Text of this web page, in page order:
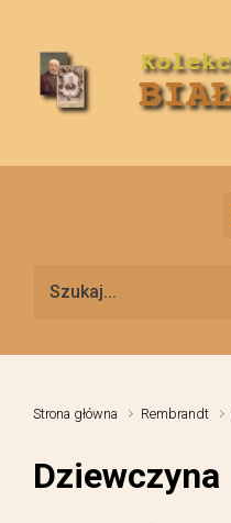
Strona główna Rembrandt
Dziewczyna